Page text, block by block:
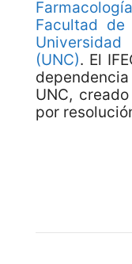
Facultad de
(UNC). El
UNC,
por